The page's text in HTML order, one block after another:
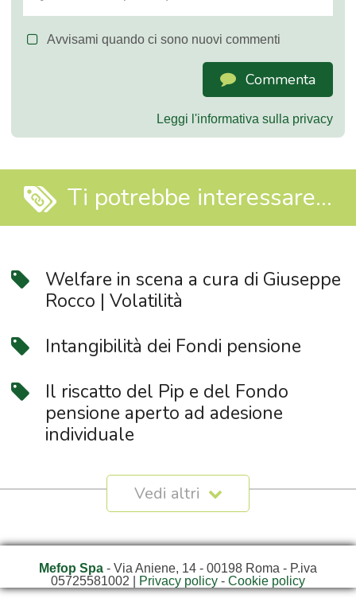
Avvisami quando ci sono nuovi commenti
Commenta
Leggi l'informativa sulla privacy
Ti potrebbe interessare...
Welfare in scena a cura di Giuseppe
Rocco | Volatilità
Intangibilità dei Fondi pensione
Il riscatto del Pip e del Fondo
pensione aperto ad adesione
individuale
Mefop Spa - Via Aniene, 14 - 00198 Roma - P.iva
05725581002 |
Privacy policy - Cookie policy